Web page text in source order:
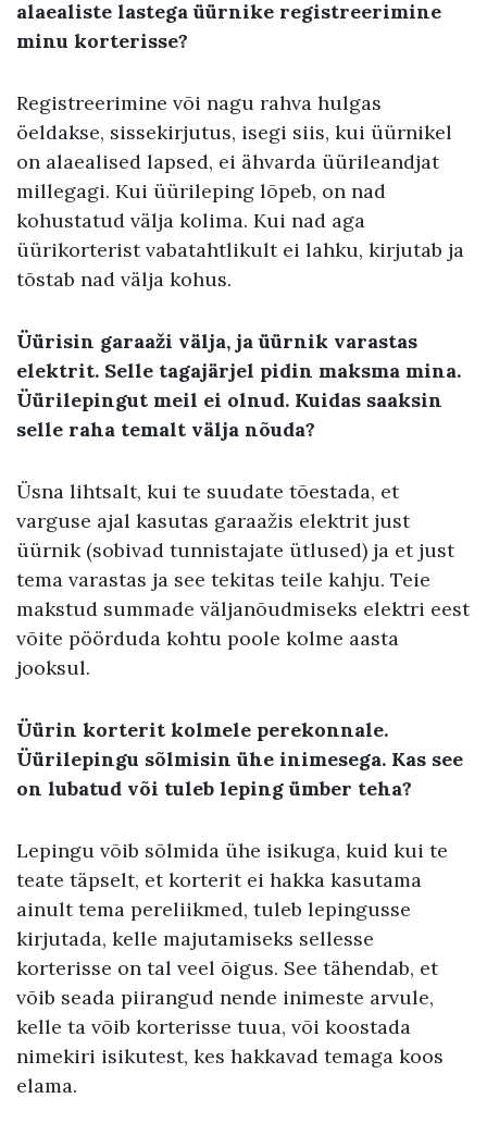
alaealiste lastega üürnike registreerimine
minu korterisse?
Registreerimine või nagu rahva hulgas
öeldakse, sissekirjutus, isegi siis, kui üürnikel
on alaealised lapsed, ei ähvarda üürileandjat
millegagi. Kui üürileping lõpeb, on nad
kohustatud välja kolima. Kui nad aga
üürikorterist vabatahtlikult ei lahku, kirjutab ja
tõstab nad välja kohus.
Üürisin garaaži välja, ja üürnik varastas
elektrit. Selle tagajärjel pidin maksma mina.
Üürilepingut meil ei olnud. Kuidas saaksin
selle raha temalt välja nõuda?
Üsna lihtsalt, kui te suudate tõestada, et
varguse ajal kasutas garaažis elektrit just
üürnik (sobivad tunnistajate ütlused) ja et just
tema varastas ja see tekitas teile kahju. Teie
makstud summade väljanõudmiseks elektri eest
võite pöörduda kohtu poole kolme aasta
jooksul.
Üürin korterit kolmele perekonnale.
Üürilepingu sõlmisin ühe inimesega. Kas see
on lubatud või tuleb leping ümber teha?
Lepingu võib sõlmida ühe isikuga, kuid kui te
teate täpselt, et korterit ei hakka kasutama
ainult tema pereliikmed, tuleb lepingusse
kirjutada, kelle majutamiseks sellesse
korterisse on tal veel õigus. See tähendab, et
võib seada piirangud nende inimeste arvule,
kelle ta võib korterisse tuua, või koostada
nimekiri isikutest, kes hakkavad temaga koos
elama.